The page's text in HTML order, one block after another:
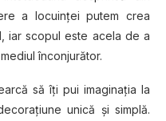
a locuinţei putem crea
iar scopul este acela de a
înconjurător.
să îţi pui imaginaţia la
unică şi simplă.